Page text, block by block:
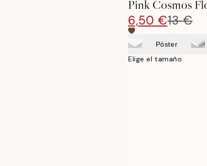
Pink Cosmos
6,50 €13 €
Póster
Elige el tamaño